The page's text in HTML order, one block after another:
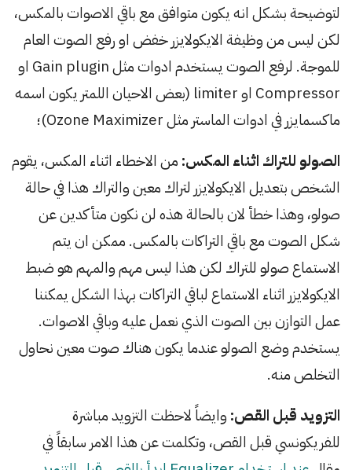
لتوضيحة بشكل انه يكون متوافق مع باقي الاصوات بالمكس،
لكن ليس من وظيفة الايكولايزر خفض او رفع الصوت العام
للموجة. لرفع الصوت يستخدم ادوات مثل Gain plugin او
Compressor او limiter (بعض الاحيان اللمتر يكون اسمه
ماكسمايزر في ادوات الماستر مثل Ozone Maximizer)؛
الصولو للتراك اثناء المكس: من الاخطاء اثناء المكس، يقوم
الشخص بتعديل الايكولايزر لتراك معين والتراك هذا في حالة
صولو، وهذا خطأ لان بالحالة هذه لن نكون متأكدين عن
شكل الصوت مع باقي التراكات بالمكس. ممكن ان يتم
الاستماع صولو للتراك لكن هذا ليس مهم والمهم هو ضبط
الايكولايزر اثناء الاستماع لباقي التراكات بهذا الشكل يمكننا
عمل التوازن بين الصوت الذي نعمل عليه وباقي الاصوات.
يستخدم وضع الصولو عندما يكون هناك صوت معين نحاول
التخلص منه.
التزويد قبل القص: وايضاً لاحظت التزويد مباشرة
للفريكونسي قبل القص، وتكلمت عن هذا الامر سابقاً في